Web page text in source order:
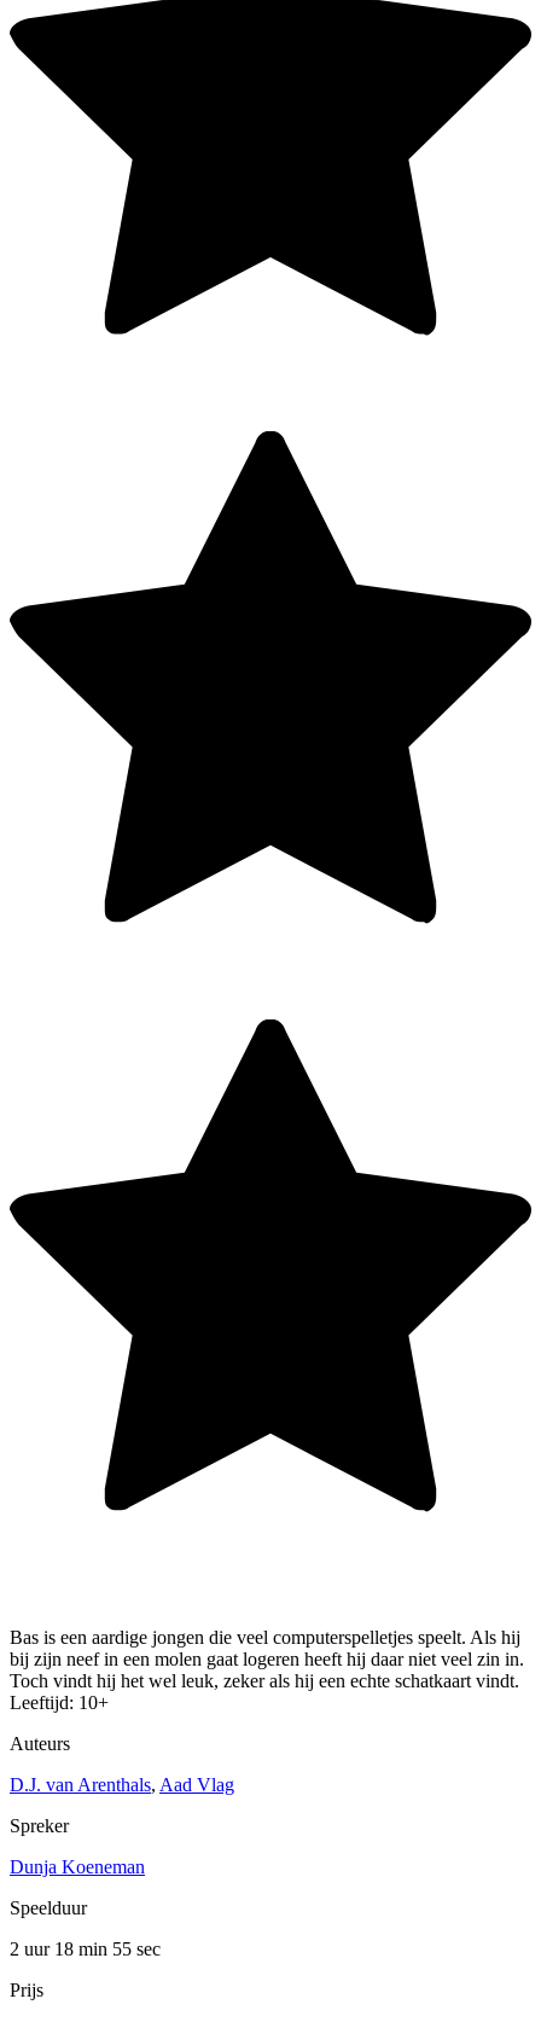
Bas is een aardige jongen die veel computerspelletjes speelt. Als hij
bij zijn neef in een molen gaat logeren heeft hij daar niet veel zin in.
Toch vindt hij het wel leuk, zeker als hij een echte schatkaart vindt.
Leeftijd: 10+
Auteurs
D.J. van Arenthals, Aad Vlag
Spreker
Dunja Koeneman
Speelduur
2 uur 18 min 55 sec
Prijs